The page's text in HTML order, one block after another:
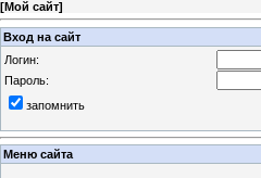
[Мой сайт]
Вход на сайт
Логин:
Пароль:
запомнить
Меню сайта